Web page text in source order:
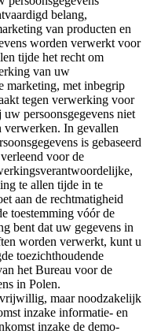
belang,
van producten en
worden verwerkt voor
tijde het recht om
van uw
marketing, met inbegrip
tegen verwerking voor
persoonsgegevens niet
verwerken. In gevallen
is gebaseerd
voor de
te allen tijde in te
aan de rechtmatigheid
toestemming vóór de
bent dat uw gegevens in
worden verwerkt, kunt u
toezichthoudende
het Bureau voor de
in Polen.
maar noodzakelijk
inzake informatie- en
inzake de demo-